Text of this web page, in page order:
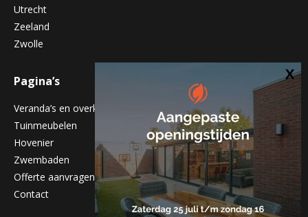
Utrecht
Zeeland
Zwolle
Pagina’s
Veranda’s en overkappingen
Tuinmeubelen
Hovenier
Zwembaden
Offerte aanvragen
Contact